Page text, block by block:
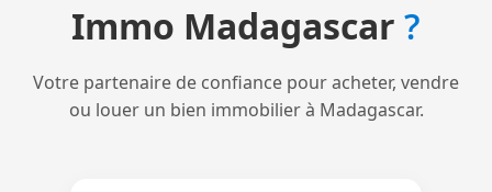
Immo Madagascar ?
Votre partenaire de confiance pour acheter, vendre
ou louer un bien immobilier à Madagascar.